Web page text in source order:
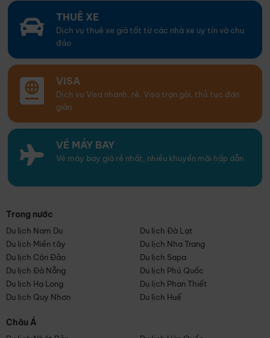
THUÊ XE
Dịch vụ thuê xe giá tốt từ các nhà xe uy tín và chu
đáo
VISA
Dịch vụ Visa nhanh, rẻ. Visa trọn gói, thủ tục đơn
giản
VÉ MÁY BAY
Vé máy bay giá rẻ nhất, nhiều khuyến mãi hấp dẫn
Trong nước
Du lịch Nam Du
Du lịch Đà Lạt
Du lịch Miền tây
Du lịch Nha Trang
Du lịch Côn Đảo
Du lịch Sapa
Du lịch Đà Nẵng
Du lịch Phú Quốc
Du lịch Hạ Long
Du lịch Phan Thiết
Du lịch Quy Nhơn
Du lịch Huế
Châu Á